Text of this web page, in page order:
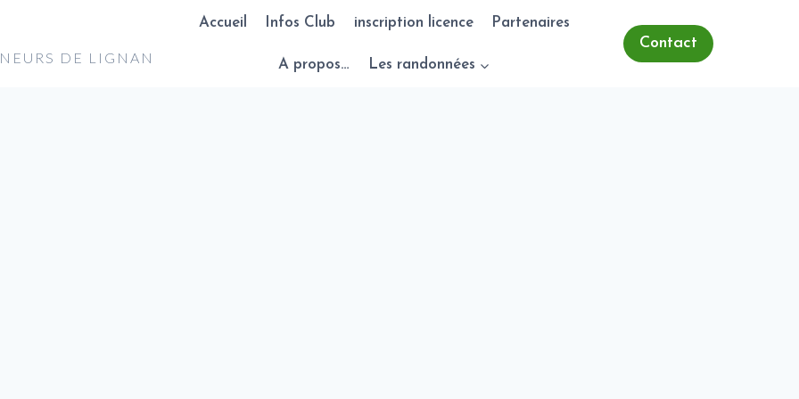
DE LIGNAN
Accueil Infos Club inscription licence Partenaires
A propos… Les randonnées
Contact